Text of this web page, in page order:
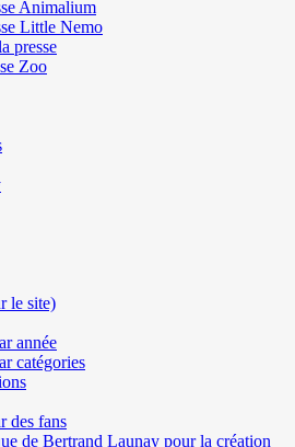
Animalium
Little Nemo
presse
Zoo
le site)
année
catégories
des fans
de Bertrand Launay pour la création